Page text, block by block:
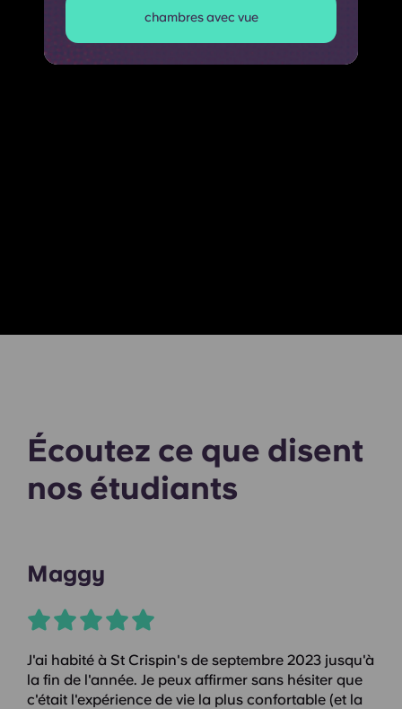
chambres avec vue
Écoutez ce que disent
nos étudiants
Maggy
J'ai habité à St Crispin's de septembre 2023 jusqu'à
la fin de l'année. Je peux affirmer sans hésiter que
c'était l'expérience de vie la plus confortable (et la